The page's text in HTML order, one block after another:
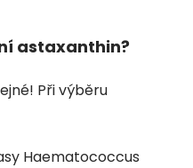
astaxanthin?
Při výběru
Haematococcus